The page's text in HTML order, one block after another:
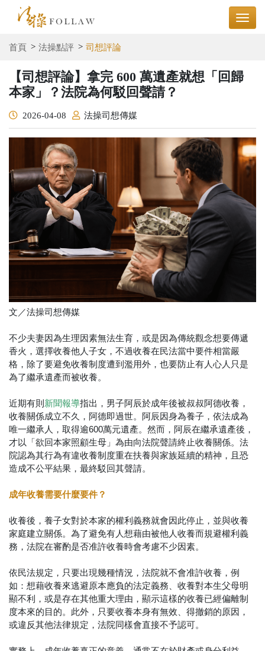
首頁 法操點評 司想評論
【司想評論】拿完 600 萬遺產就想「回歸
本家」？法院為何駁回聲請？
2026-04-08 法操司想傳媒
文／法操司想傳媒
不少夫妻因為生理因素無法生育，或是因為傳統觀念想要傳遞
香火，選擇收養他人子女，不過收養在民法當中要件相當嚴
格，除了要避免收養制度遭到濫用外，也要防止有人心人只是
為了繼承遺產而被收養。
近期有則 新聞報導指出，男子阿辰於成年後被叔叔阿德收養，
收養關係成立不久，阿德即過世。阿辰因身為養子，依法成為
唯一繼承人，取得逾600萬元遺產。然而，阿辰在繼承遺產後，
才以「欲回本家照顧生母」為由向法院聲請終止收養關係。法
院認為其行為有違收養制度重在扶養與家族延續的精神，且恐
造成不公平結果，最終駁回其聲請。
成年收養需要什麼要件？
收養後，養子女對於本家的權利義務就會因此停止，並與收養
家庭建立關係。為了避免有人想藉由被他人收養而規避權利義
務，法院在審酌是否准許收養時會考慮不少因素。
依民法規定，只要出現幾種情況，法院就不會准許收養，例
如：想藉收養來逃避原本應負的法定義務、收養對本生父母明
顯不利，或是存在其他重大理由，顯示這樣的收養已經偏離制
度本來的目的。此外，只要收養本身有無效、得撤銷的原因，
或違反其他法律規定，法院同樣會直接不予認可。